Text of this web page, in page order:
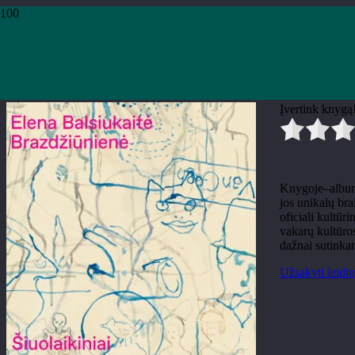
Pradžia
Kristina Budrytė-Genevičė
Įvertink knygą!
jos unikalų
oficiali
vakarų
dažnai
Užsakyti